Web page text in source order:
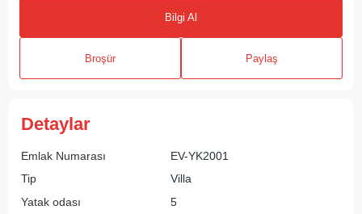
Bilgi Al
Broşür Paylaş
Detaylar
Emlak Numarası
EV-YK2001
Tip
Villa
Yatak odası
5